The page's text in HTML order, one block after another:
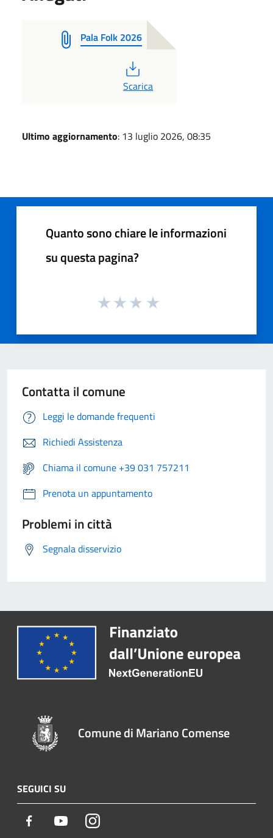
Pala Folk 2026
PDF
Scarica
Ultimo aggiornamento: 13 luglio 2026, 08:35
Quanto sono chiare le informazioni
su questa pagina?
Contatta il comune
Leggi le domande frequenti
Richiedi Assistenza
Chiama il comune +39 031 757211
Prenota un appuntamento
Problemi in città
Segnala disservizio
Comune di Mariano Comense
SEGUICI SU
Facebook YoutubeInstagram